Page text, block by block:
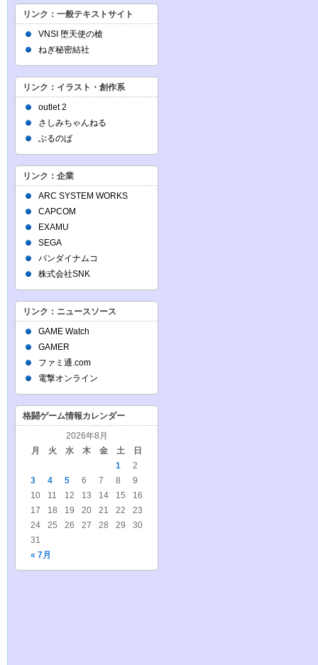
リンク：一般テキストサイト
VNSI 堕天使の槍
ねぎ秘密結社
リンク：イラスト・創作系
outlet 2
さしみちゃんねる
ぶるのば
リンク：企業
ARC SYSTEM WORKS
CAPCOM
EXAMU
SEGA
バンダイナムコ
株式会社SNK
リンク：ニュースソース
GAME Watch
GAMER
ファミ通.com
電撃オンライン
格闘ゲーム情報カレンダー
2026年8月
月
火 水 木 金 土 日
« 7月
1
2
3
4 5 6 7 8
9
10
11 12 13 14 15
16
17
18 19 20 21 22
23
24
25 26 27 28 29
30
31